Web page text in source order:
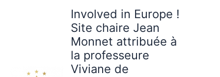
Involved in Europe !
Site chaire Jean
Monnet attribuée à
la professeure
Viviane de